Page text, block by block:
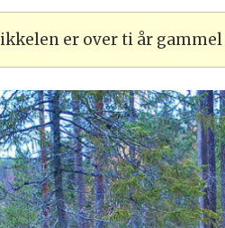
er over ti år